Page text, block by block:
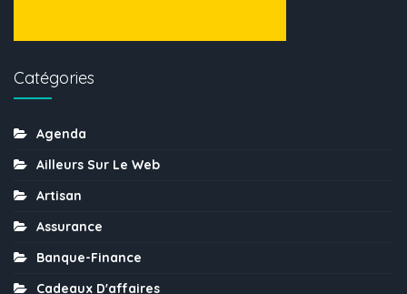
Catégories
Agenda
Ailleurs Sur Le Web
Artisan
Assurance
Banque-Finance
Cadeaux D'affaires